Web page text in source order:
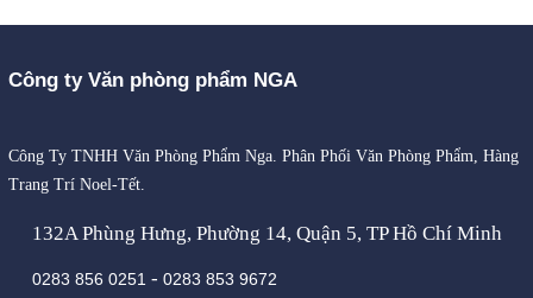
Công ty Văn phòng phẩm NGA
Công Ty TNHH Văn Phòng Phẩm Nga. Phân Phối Văn Phòng Phẩm, Hàng
Trang Trí Noel-Tết.
132A Phùng Hưng, Phường 14, Quận 5, TP Hồ Chí Minh
0283 856 0251 - 0283 853 9672